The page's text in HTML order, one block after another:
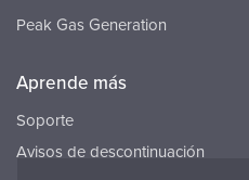
Peak Gas Generation
Aprende más
Soporte
Avisos de descontinuación